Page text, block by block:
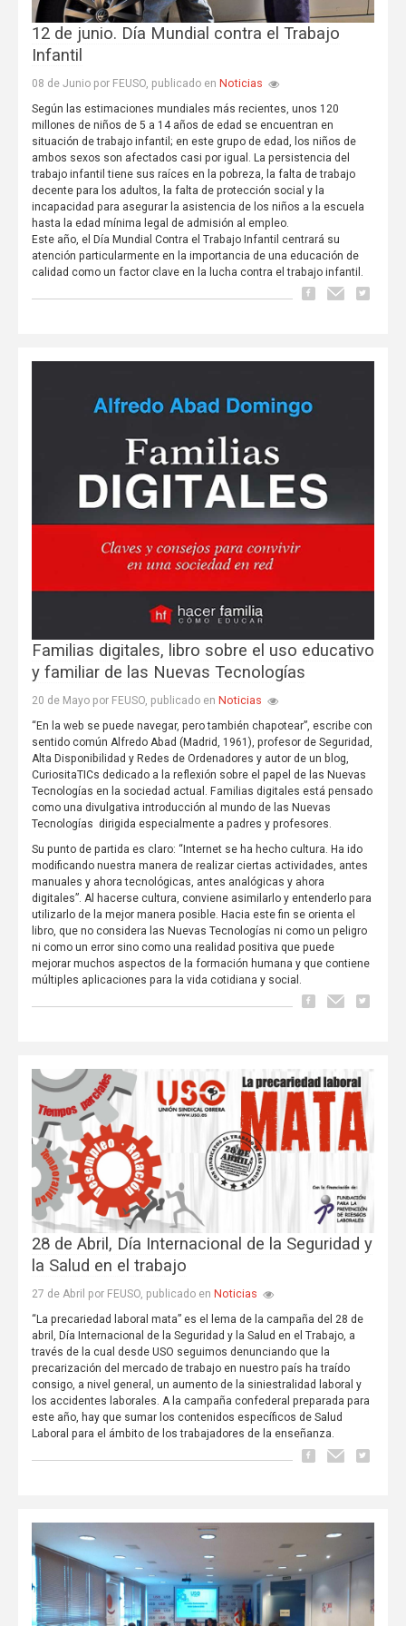
12 de junio. Día Mundial contra el Trabajo
Infantil
08 de Junio por FEUSO, publicado en Noticias
Según las estimaciones mundiales más recientes, unos 120
millones de niños de 5 a 14 años de edad se encuentran en
situación de trabajo infantil; en este grupo de edad, los niños de
ambos sexos son afectados casi por igual. La persistencia del
trabajo infantil tiene sus raíces en la pobreza, la falta de trabajo
decente para los adultos, la falta de protección social y la
incapacidad para asegurar la asistencia de los niños a la escuela
hasta la edad mínima legal de admisión al empleo.
Este año, el Día Mundial Contra el Trabajo Infantil centrará su
atención particularmente en la importancia de una educación de
calidad como un factor clave en la lucha contra el trabajo infantil.
Familias digitales, libro sobre el uso educativo
y familiar de las Nuevas Tecnologías
20 de Mayo por FEUSO, publicado en Noticias
“En la web se puede navegar, pero también chapotear”, escribe con
sentido común Alfredo Abad (Madrid, 1961), profesor de Seguridad,
Alta Disponibilidad y Redes de Ordenadores y autor de un blog,
CuriositaTICs dedicado a la reflexión sobre el papel de las Nuevas
Tecnologías en la sociedad actual. Familias digitales está pensado
como una divulgativa introducción al mundo de las Nuevas
Tecnologías dirigida especialmente a padres y profesores.
Su punto de partida es claro: “Internet se ha hecho cultura. Ha ido
modificando nuestra manera de realizar ciertas actividades, antes
manuales y ahora tecnológicas, antes analógicas y ahora
digitales”. Al hacerse cultura, conviene asimilarlo y entenderlo para
utilizarlo de la mejor manera posible. Hacia este fin se orienta el
libro, que no considera las Nuevas Tecnologías ni como un peligro
ni como un error sino como una realidad positiva que puede
mejorar muchos aspectos de la formación humana y que contiene
múltiples aplicaciones para la vida cotidiana y social.
28 de Abril, Día Internacional de la Seguridad y
la Salud en el trabajo
27 de Abril por FEUSO, publicado en Noticias
“La precariedad laboral mata” es el lema de la campaña del 28 de
abril, Día Internacional de la Seguridad y la Salud en el Trabajo, a
través de la cual desde USO seguimos denunciando que la
precarización del mercado de trabajo en nuestro país ha traído
consigo, a nivel general, un aumento de la siniestralidad laboral y
los accidentes laborales. A la campaña confederal preparada para
este año, hay que sumar los contenidos específicos de Salud
Laboral para el ámbito de los trabajadores de la enseñanza.